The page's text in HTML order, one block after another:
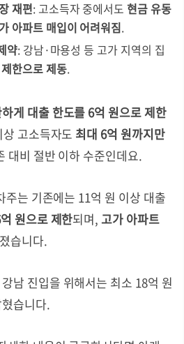
재편: 고소득자 중에서도 현금 유동
아파트 매입이 어려워짐.
약: 강남·마용성 등 고가 지역의 집
한으로 제동.
게 대출 한도를 6억 원으로 제한
고소득자도 최대 6억 원까지만
대비 절반 이하 수준인데요.
주는 기존에는 11억 원 이상 대출
원으로 제한되며, 고가 아파트
습니다.
남 진입을 위해서는 최소 18억 원
습니다.